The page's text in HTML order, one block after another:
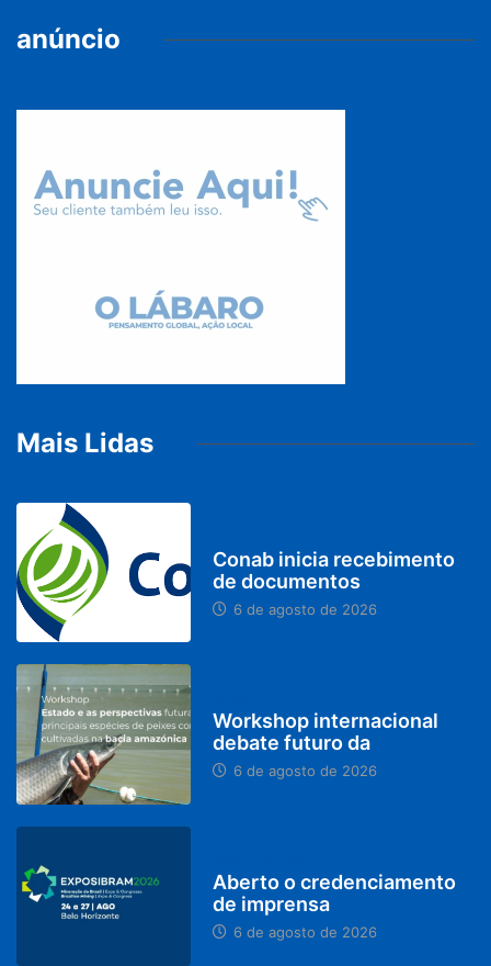
anúncio
Mais Lidas
Conab inicia recebimento
de documentos
6 de agosto de 2026
Workshop internacional
debate futuro da
6 de agosto de 2026
Aberto o credenciamento
de imprensa
6 de agosto de 2026